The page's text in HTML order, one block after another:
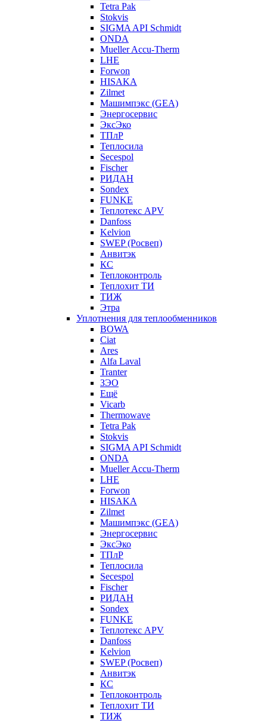
Tetra Pak
Stokvis
SIGMA API Schmidt
ONDA
Mueller Accu-Therm
LHE
Forwon
HISAKA
Zilmet
Машимпэкс (GEA)
Энергосервис
ЭксЭко
ТПлР
Теплосила
Secespol
Fischer
РИДАН
Sondex
FUNKE
Теплотекс APV
Danfoss
Kelvion
SWEP (Росвеп)
Анвитэк
КС
Теплоконтроль
Теплохит ТИ
ТИЖ
Этра
Уплотнения для теплообменников
BOWA
Ciat
Ares
Alfa Laval
Tranter
ЗЭО
Ещё
Vicarb
Thermowave
Tetra Pak
Stokvis
SIGMA API Schmidt
ONDA
Mueller Accu-Therm
LHE
Forwon
HISAKA
Zilmet
Машимпэкс (GEA)
Энергосервис
ЭксЭко
ТПлР
Теплосила
Secespol
Fischer
РИДАН
Sondex
FUNKE
Теплотекс APV
Danfoss
Kelvion
SWEP (Росвеп)
Анвитэк
КС
Теплоконтроль
Теплохит ТИ
ТИЖ